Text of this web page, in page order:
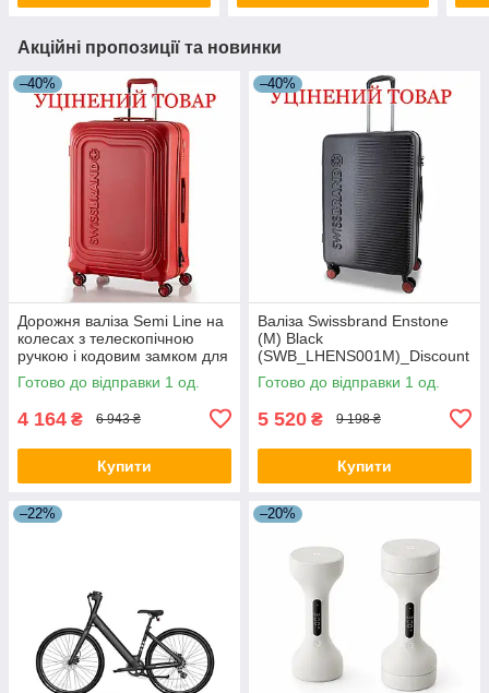
Акційні пропозиції та новинки
–40%
Дорожня валіза Semi Line на
колесах з телескопічною
ручкою і кодовим замком для
подорожей
Готово до відправки 1 од.
4 164 ₴ 6 943 ₴
Купити
–40%
Валіза Swissbrand Enstone
(M) Black
(SWB_LHENS001M)_Discount
ed
Готово до відправки 1 од.
5 520 ₴ 9 198 ₴
Купити
–22% –20%